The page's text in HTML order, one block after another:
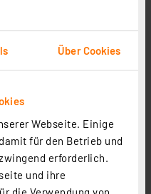
Über Cookies
Webseite. Einige
für den Betrieb und
erforderlich.
und ihre
die Verwendung von
Schnittstelle,